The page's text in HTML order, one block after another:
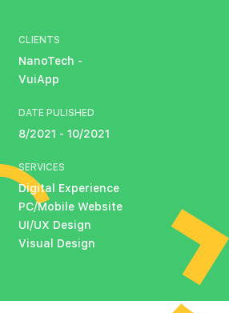
CLIENTS
NanoTech -
VuiApp
DATE PULISHED
8/2021 - 10/2021
SERVICES
Digital Experience
PC/Mobile Website
UI/UX Design
Visual Design